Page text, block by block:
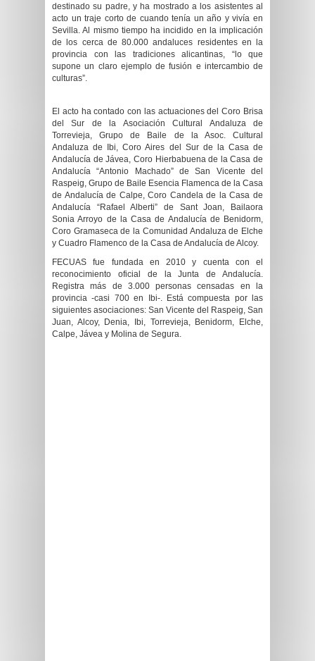
destinado su padre, y ha mostrado a los asistentes al
acto un traje corto de cuando tenía un año y vivía en
Sevilla. Al mismo tiempo ha incidido en la implicación
de los cerca de 80.000 andaluces residentes en la
provincia con las tradiciones alicantinas, “lo que
supone un claro ejemplo de fusión e intercambio de
culturas”.
El acto ha contado con las actuaciones delCoro Brisa
del Sur de la Asociación Cultural Andaluza de
Torrevieja, Grupo de Baile de la Asoc. Cultural
Andaluza de Ibi, Coro Aires del Sur de la Casa de
Andalucía de Jávea, Coro Hierbabuena de la Casa de
Andalucía “Antonio Machado” de San Vicente del
Raspeig, Grupo de Baile Esencia Flamenca de la Casa
de Andalucía de Calpe, Coro Candela de la Casa de
Andalucía “Rafael Alberti” de Sant Joan, Bailaora
Sonia Arroyo de la Casa de Andalucía de Benidorm,
Coro Gramaseca de la Comunidad Andaluza de Elche
y Cuadro Flamenco de la Casa de Andalucía de Alcoy.
FECUAS fue fundada en 2010 y cuenta con el
reconocimiento oficial de la Junta de Andalucía.
Registra más de 3.000 personas censadas en la
provincia -casi 700 en Ibi-. Estácompuesta por las
siguientes asociaciones: San Vicente del Raspeig, San
Juan, Alcoy, Denia, Ibi, Torrevieja, Benidorm, Elche,
Calpe, Jávea y Molina de Segura.